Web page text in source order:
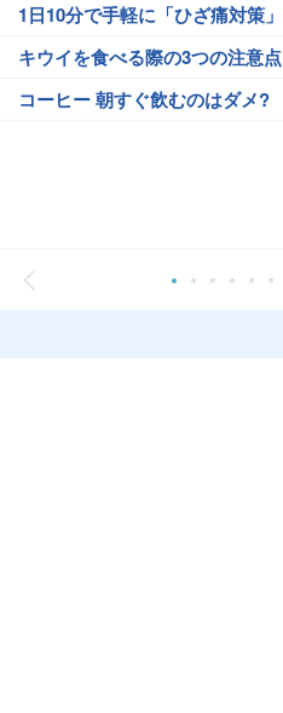
1日10分で手軽に「ひざ痛対策」
キウイを食べる際の3つの注意点
コーヒー 朝すぐ飲むのはダメ?